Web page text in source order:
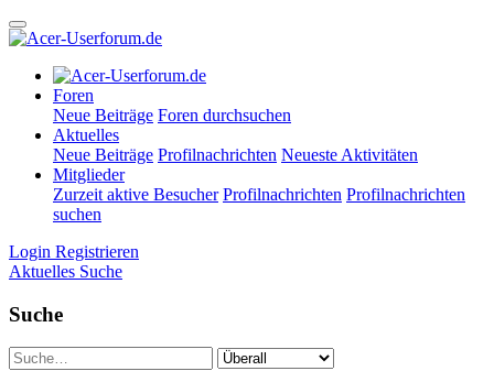
Foren
Neue Beiträge Foren durchsuchen
Aktuelles
Neue Beiträge Profilnachrichten Neueste Aktivitäten
Mitglieder
Zurzeit aktive Besucher Profilnachrichten Profilnachrichten
suchen
Login Registrieren
Aktuelles Suche
Suche